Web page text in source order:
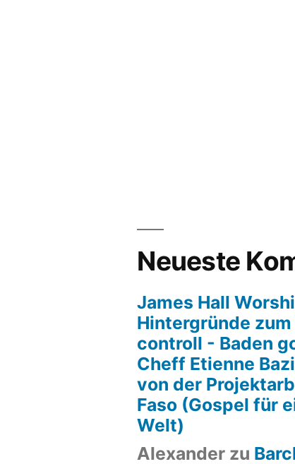
Neueste
James Hall
Hintergründe
controll - Baden
Cheff Etienne
von der
Faso (Gospel für
Welt)
Alexander zu